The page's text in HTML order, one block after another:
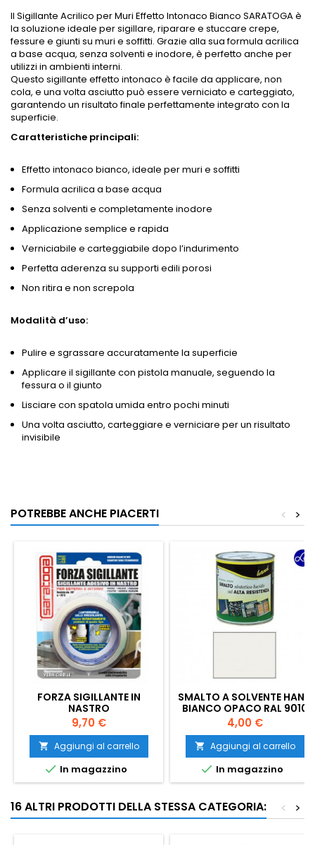
Il Sigillante Acrilico per Muri Effetto Intonaco Bianco SARATOGA è
la soluzione ideale per sigillare, riparare e stuccare crepe,
fessure e giunti su muri e soffitti. Grazie alla sua formula acrilica
a base acqua, senza solventi e inodore, è perfetto anche per
utilizzi in ambienti interni.
Questo sigillante effetto intonaco è facile da applicare, non
cola, e una volta asciutto può essere verniciato e carteggiato,
garantendo un risultato finale perfettamente integrato con la
superficie.
Caratteristiche principali:
Effetto intonaco bianco, ideale per muri e soffitti
Formula acrilica a base acqua
Senza solventi e completamente inodore
Applicazione semplice e rapida
Verniciabile e carteggiabile dopo l’indurimento
Perfetta aderenza su supporti edili porosi
Non ritira e non screpola
Modalità d’uso:
Pulire e sgrassare accuratamente la superficie
Applicare il sigillante con pistola manuale, seguendo la
fessura o il giunto
Lisciare con spatola umida entro pochi minuti
Una volta asciutto, carteggiare e verniciare per un risultato
invisibile
POTREBBE ANCHE PIACERTI >
<
FORZA SIGILLANTE IN
NASTRO
Prezzo
9,70 €
 Aggiungi al carrello
 In magazzino
SMALTO A SOLVENTE HAND
BIANCO OPACO RAL 9010
ML 125
Prezzo
4,00 €
 Aggiungi al carrello
 In magazzino
16 ALTRI PRODOTTI DELLA STESSA CATEGORIA: >
<